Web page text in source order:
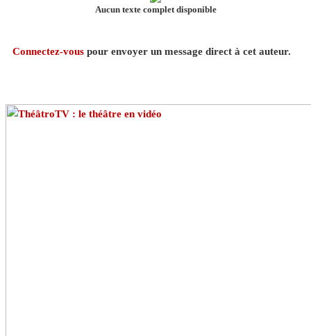
Aucun texte complet disponible
Connectez-vous pour envoyer un message direct à cet auteur.